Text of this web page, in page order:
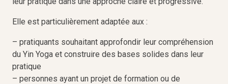
Elle est particulièrement adaptée aux :
– pratiquants souhaitant approfondir leur compréhension
du Yin Yoga et construire des bases solides dans leur
pratique
– personnes ayant un projet de formation ou de